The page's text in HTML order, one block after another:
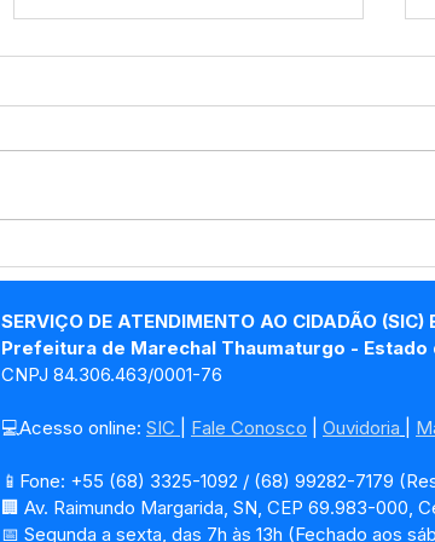
resultado final do
001/2023/PMMT
SERVIÇO DE ATENDIMENTO AO CIDADÃO (SIC)
Prefeitura de Marechal Thaumaturgo - Estado
CNPJ 84.306.463/0001-76
💻Acesso online: SIC Fale Conosco Ouvidoria
📱Fone: +55 (68) 3325-1092 / (68) 99282-7179
🏢 Av. Raimundo Margarida, SN, CEP 69.983-000,
📅 Segunda a sexta, das 7h às 13h (Fechado aos